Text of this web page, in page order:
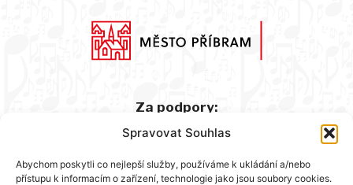
Spravovat Souhlas
Abychom poskytli co nejlepší služby, používáme k ukládání a/nebo
přístupu k informacím o zařízení, technologie jako jsou soubory cookies.
Za podpory: